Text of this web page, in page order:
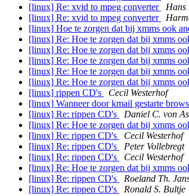
[linux] Re: xvid to mpeg converter
Hans
[linux] Re: xvid to mpeg converter
[linux] Hoe te zorgen dat bij xmms ook
[linux] Re: Hoe te zorgen dat bij xmms
[linux] Re: Hoe te zorgen dat bij xmms
[linux] Re: Hoe te zorgen dat bij xmms
[linux] Re: Hoe te zorgen dat bij xmms
[linux] Re: Hoe te zorgen dat bij xmms
[linux] rippen CD's
Cecil Westerhof
[linux] Wanneer door kmail gestarte
[linux] Re: rippen CD's
Daniel C. von
[linux] Re: Hoe te zorgen dat bij xmms
[linux] Re: rippen CD's
Cecil Westerhof
[linux] Re: rippen CD's
Peter Vollebregt
[linux] Re: rippen CD's
Cecil Westerhof
[linux] Re: Hoe te zorgen dat bij xmms
[linux] Re: rippen CD's
Roeland Th.
[linux] Re: rippen CD's
Ronald S. Bultje